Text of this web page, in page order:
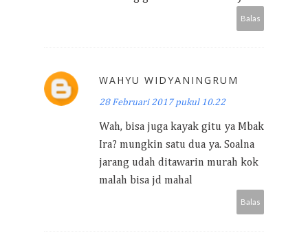
Balas
WAHYU WIDYANINGRUM
28 Februari 2017 pukul 10.22
Wah, bisa juga kayak gitu ya Mbak
Ira? mungkin satu dua ya. Soalna
jarang udah ditawarin murah kok
malah bisa jd mahal
Balas